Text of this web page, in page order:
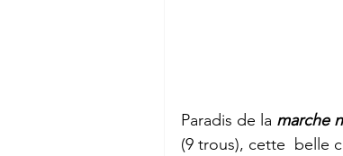
Paradis de la marche
(9 trous), cette  belle